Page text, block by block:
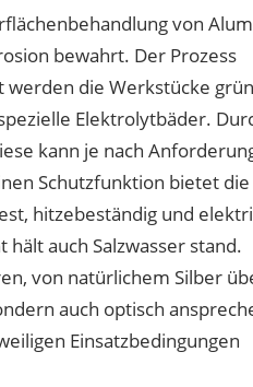
von
bewahrt. Der Prozess
die Werkstücke
Elektrolytbäder.
kann je nach
Schutzfunktion bietet die
hitzebeständig und
auch Salzwasser stand.
von natürlichem Silber
auch optisch
Einsatzbedingungen